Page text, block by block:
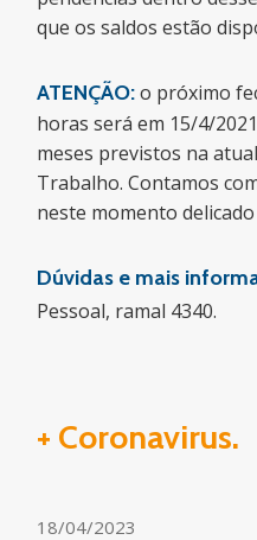
que os saldos estão
ATENÇÃO:o próximo
horas será em 15/4/2021
meses previstos na
Trabalho. Contamos
neste momento
Dúvidas e mais
Pessoal, ramal 4340.
+ Coronavirus.
18/04/2023